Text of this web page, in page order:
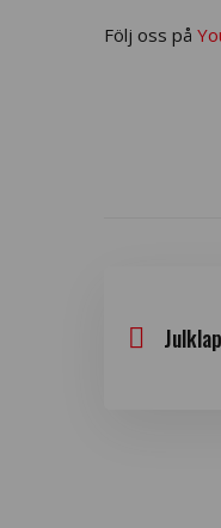
Följ oss på